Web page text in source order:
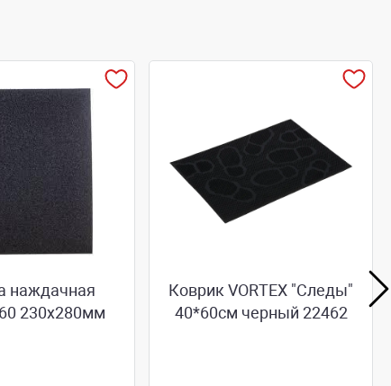
наждачная
230x280мм
Коврик VORTEX "Следы"
40*60см черный 22462